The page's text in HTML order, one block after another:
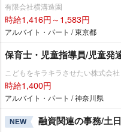
有限会社横溝造園
時給1,416円～1,583円
アルバイト・パート / 東京都
保育士・児童指導員/児童発
こどもをキラキラさせたい株式会社
時給1,400円
アルバイト・パート / 神奈川県
NEW 融資関連の事務/土